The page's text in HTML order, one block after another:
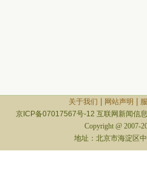
关于我们 网站声明
京ICP备07017567号-12 互联网新闻信
Copyright @ 2007-
地址：北京市海淀区